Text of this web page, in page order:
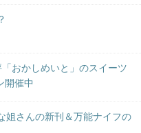
おかしめいと」のスイーツ
開催中
姐さんの新刊＆万能ナイフの